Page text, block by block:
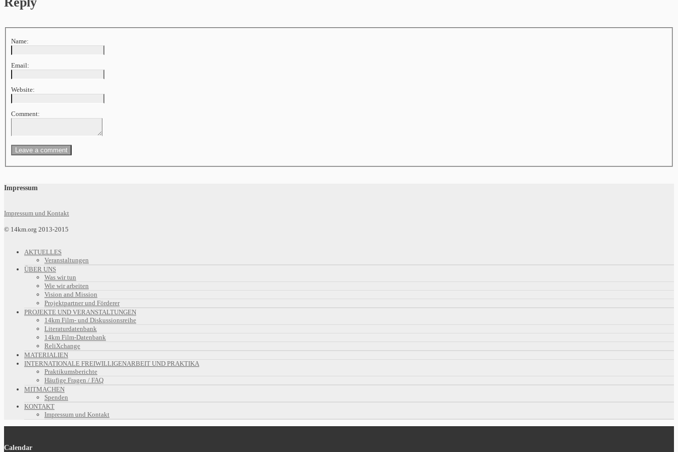
Name:
Email:
Website:
Comment:
Impressum
Impressum und Kontakt
© 14km.org 2013-2015
AKTUELLES
Veranstaltungen
ÜBER UNS
Was wir tun
Wie wir arbeiten
Vision and Mission
Projektpartner und Förderer
PROJEKTE UND VERANSTALTUNGEN
14km Film- und Diskussionsreihe
Literaturdatenbank
14km Film-Datenbank
ReliXchange
MATERIALIEN
INTERNATIONALE FREIWILLIGENARBEIT UND PRAKTIKA
Praktikumsberichte
Häufige Fragen / FAQ
MITMACHEN
Spenden
KONTAKT
Impressum und Kontakt
Calendar